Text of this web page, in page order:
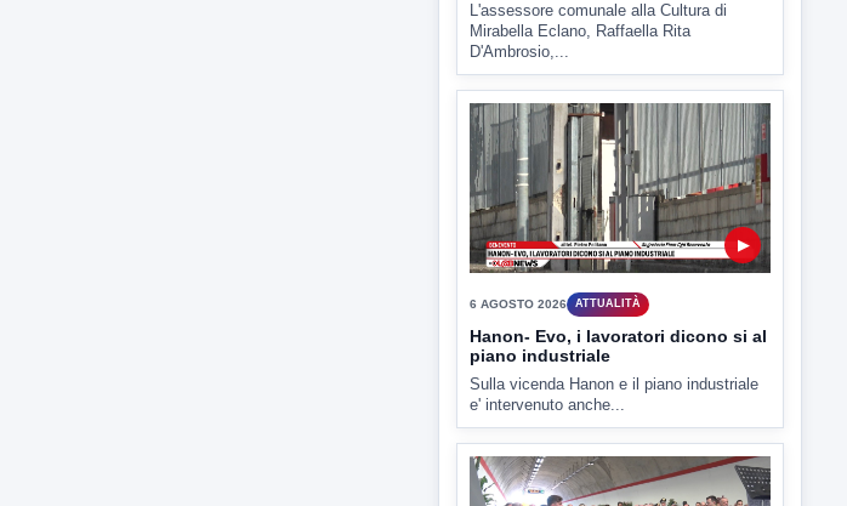
L'assessore comunale alla Cultura di
Mirabella Eclano, Raffaella Rita
D'Ambrosio,...
▶
6 AGOSTO 2026 ATTUALITÀ
Hanon- Evo, i lavoratori dicono si al
piano industriale
Sulla vicenda Hanon e il piano industriale
e' intervenuto anche...